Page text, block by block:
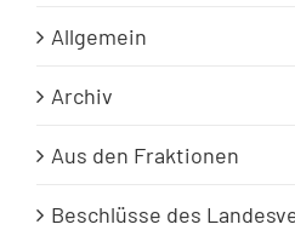
Allgemein
Archiv
Aus den Fraktionen
Beschlüsse des